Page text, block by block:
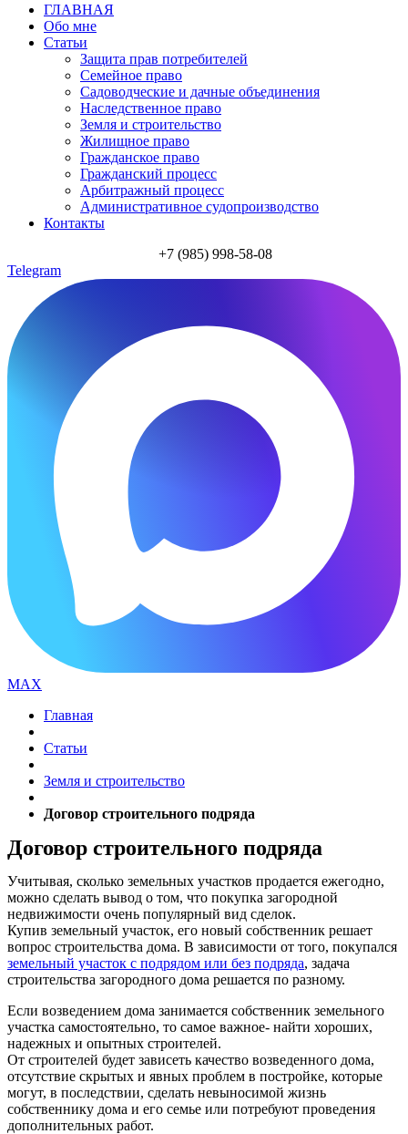
ГЛАВНАЯ
Обо мне
Статьи
Защита прав потребителей
Семейное право
Садоводческие и дачные объединения
Наследственное право
Земля и строительство
Жилищное право
Гражданское право
Гражданский процесс
Арбитражный процесс
Административное судопроизводство
Контакты
+7 (985) 998-58-08
Telegram
MAX
Главная
Статьи
Земля и строительство
Договор строительного подряда
Договор строительного подряда
Учитывая, сколько земельных участков продается ежегодно,
можно сделать вывод о том, что покупка загородной
недвижимости очень популярный вид сделок.
Купив земельный участок, его новый собственник решает
вопрос строительства дома. В зависимости от того, покупался
земельный участок с подрядом или без подряда, задача
строительства загородного дома решается по разному.
Если возведением дома занимается собственник земельного
участка самостоятельно, то самое важное- найти хороших,
надежных и опытных строителей.
От строителей будет зависеть качество возведенного дома,
отсутствие скрытых и явных проблем в постройке, которые
могут, в последствии, сделать невыносимой жизнь
собственнику дома и его семье или потребуют проведения
дополнительных работ.